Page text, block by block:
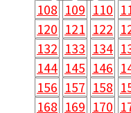
108 109 110
120 121 122
132 133 134
144 145 146
156 157 158
168 169 170